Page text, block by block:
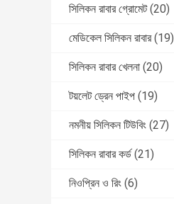
সিলিকন রাবার গ্রোমেট (20)
মেডিকেল সিলিকন রাবার (19)
সিলিকন রাবার খেলনা (20)
টয়লেট ড্রেন পাইপ (19)
নমনীয় সিলিকন টিউবিং (27)
সিলিকন রাবার কর্ড (21)
নিওপ্রিন ও রিং (6)